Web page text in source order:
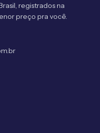
registrados na
preço pra você.